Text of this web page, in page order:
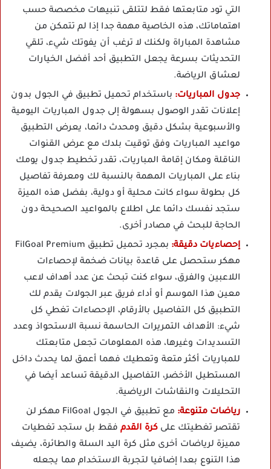
التي تود متابعتها فقط لتتلقى تنبيهات مخصصة حسب
اهتماماتك، هذه الخاصية مهمة جدا إذا لم تتمكن من
مشاهدة المباراة ولكنك لا ترغب أن يفوتك شيء، تلقي
التحديثات بسرعة يجعل التطبيق أحد أفضل الخيارات
لعشاق الرياضة.
جدول المباريات: باستخدام تحميل تطبيق في الجول بدون
إعلانات تقدر الوصول بسهولة إلى جدول المباريات اليومية
والأسبوعية بشكل دقيق ومحدث دائما، يعرض التطبيق
مواعيد المباريات وفق توقيت بلدك مع عرض القنوات
الناقلة ومكان إقامة المباريات، تقدر تخطيط جدول يومك
بناء على المباريات المهمة بالنسبة لك ومعرفة تفاصيل
كل بطولة سواء كانت محلية أو دولية، بفضل هذه الميزة
ستجد نفسك دائما على اطلاع بالمواعيد الصحيحة دون
الحاجة للبحث في مصادر أخرى.
إحصاءيات دقيقة:
بمجرد تحميل تطبيق FilGoal Premium
مهكر ستحصل على قاعدة بيانات ضخمة لإحصاءات
اللاعبين والفرق، سواء كنت تبحث عن عدد أهداف لاعب
معين هذا الموسم أو أداء فريق عبر الجولات يقدم لك
التطبيق كل التفاصيل بالأرقام، الإحصاءات تغطي كل
شيء: الأهداف التمريرات الحاسمة نسبة الاستحواذ وعدد
التسديدات وغيرها، هذه المعلومات تجعل متابعتك
للمباريات أكثر متعة وتعطيك فهما أعمق لما يحدث داخل
المستطيل الأخضر، التفاصيل الدقيقة تساعد أيضا في
التحليلات والنقاشات الرياضية.
رياضات متنوعة:
مع تطبيق في الجول FilGoal مهكر لن
تقتصر تغطيتك على كرة القدم فقط بل ستجد تغطيات
مميزة لرياضات أخرى مثل كرة اليد السلة والطائرة، يضيف
هذا التنوع بعدا إضافيا لتجربة الاستخدام مما يجعله